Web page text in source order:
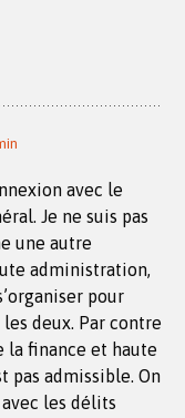
avec le
Je ne suis pas
une autre
administration,
pour
deux. Par contre
la finance et haute
pas admissible. On
les délits